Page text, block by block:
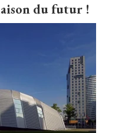
du futur !